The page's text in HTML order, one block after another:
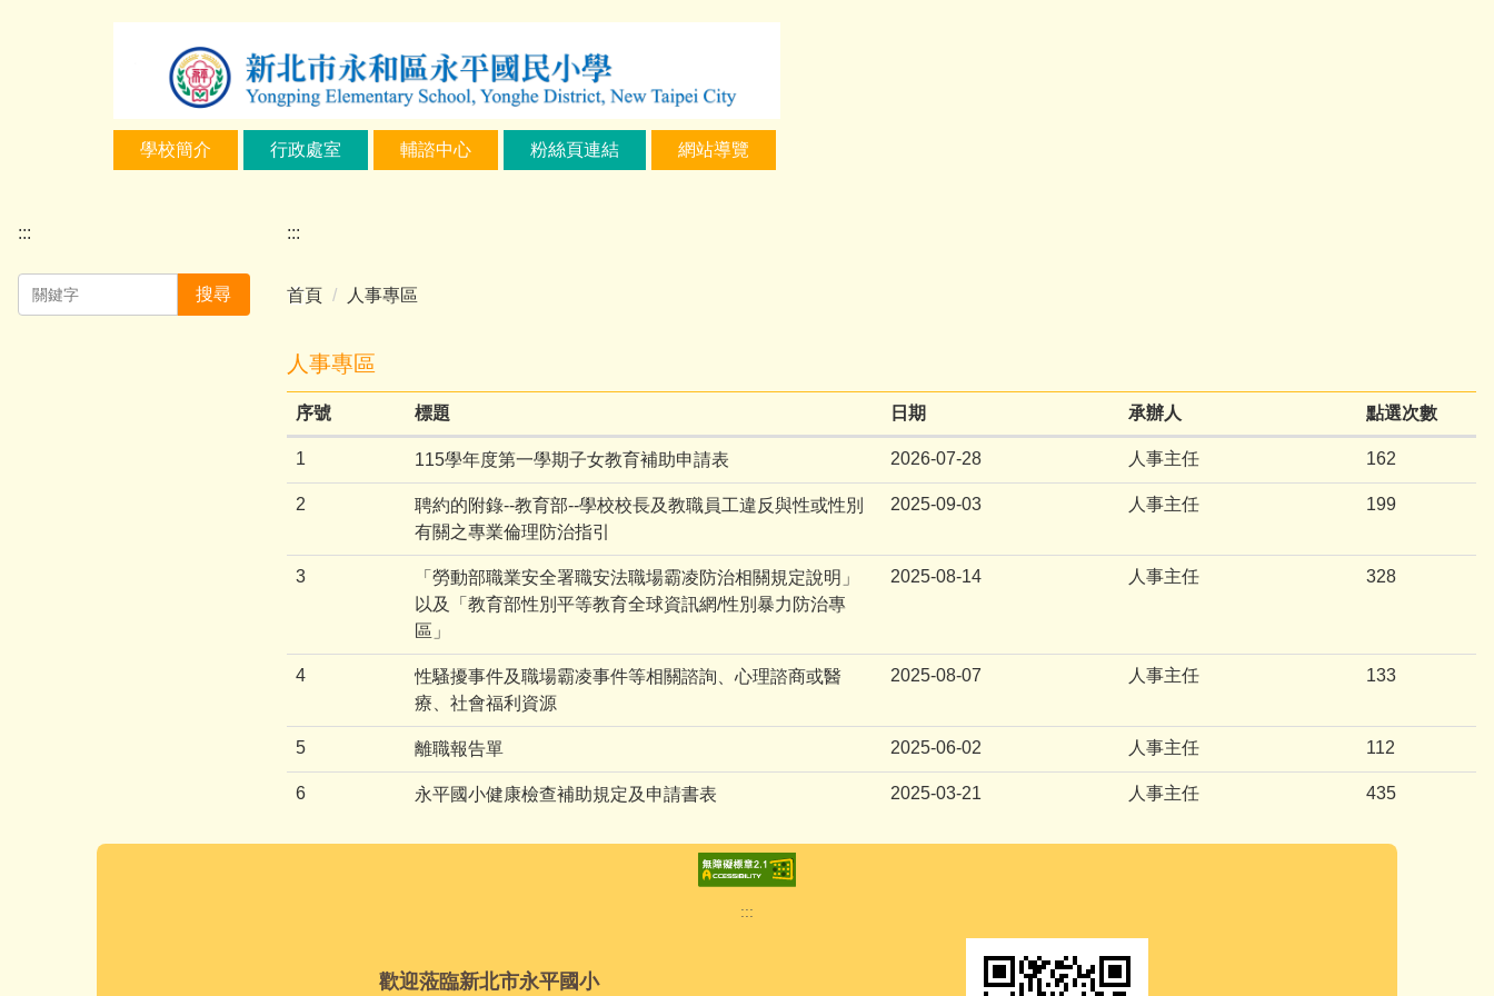
學校簡介 行政處室 輔諮中心 粉絲頁連結 網站導覽
:::
搜尋
:::
首頁 人事專區
人事專區
序號 標題 日期 承辦人 點選次數
1 115學年度第一學期子女教育補助申請表 2026-07-28 人事主任 162
2
聘約的附錄--教育部--學校校長及教職員工違反與性或性別
有關之專業倫理防治指引
2025-09-03 人事主任 199
3
「勞動部職業安全署職安法職場霸凌防治相關規定說明」
以及「教育部性別平等教育全球資訊網/性別暴力防治專
區」
2025-08-14 人事主任 328
4
性騷擾事件及職場霸凌事件等相關諮詢、心理諮商或醫
療、社會福利資源
2025-08-07 人事主任 133
5 離職報告單 2025-06-02 人事主任 112
6 永平國小健康檢查補助規定及申請書表 2025-03-21 人事主任 435
:::
歡迎蒞臨新北市永平國小